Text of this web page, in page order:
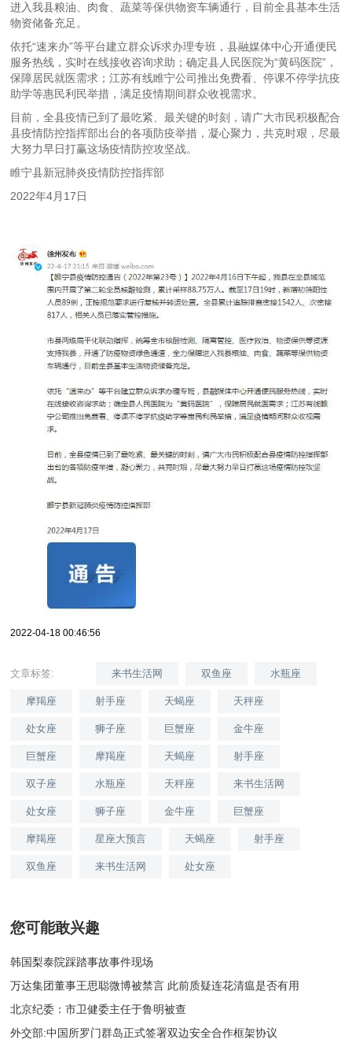
进入我县粮油、肉食、蔬菜等保供物资车辆通行，目前全县基本生活
物资储备充足。
依托“速来办”等平台建立群众诉求办理专班，县融媒体中心开通便民
服务热线，实时在线接收咨询求助；确定县人民医院为“黄码医院”，
保障居民就医需求；江苏有线睢宁公司推出免费看、停课不停学抗疫
助学等惠民利民举措，满足疫情期间群众收视需求。
目前，全县疫情已到了最吃紧、最关键的时刻，请广大市民积极配合
县疫情防控指挥部出台的各项防疫举措，凝心聚力，共克时艰，尽最
大努力早日打赢这场疫情防控攻坚战。
睢宁县新冠肺炎疫情防控指挥部
2022年4月17日
2022-04-18 00:46:56
文章标签: 来书生活网 双鱼座 水瓶座
摩羯座 射手座 天蝎座 天秤座
处女座 狮子座 巨蟹座 金牛座
巨蟹座 摩羯座 天蝎座 射手座
双子座 水瓶座 天秤座 来书生活网
处女座 狮子座 金牛座 巨蟹座
摩羯座 星座大预言 天蝎座 射手座
双鱼座 来书生活网 处女座
您可能敢兴趣
韩国梨泰院踩踏事故事件现场
万达集团董事王思聪微博被禁言 此前质疑连花清瘟是否有用
北京纪委：市卫健委主任于鲁明被查
外交部:中国所罗门群岛正式签署双边安全合作框架协议